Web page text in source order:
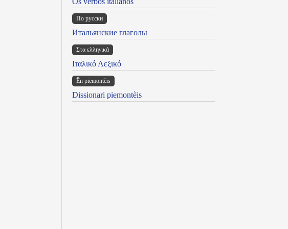
По русски
Итальянские глаголы
Στα ελληνικά
Ιταλικό Λεξικό
Ën piemontèis
Dissionari piemontèis